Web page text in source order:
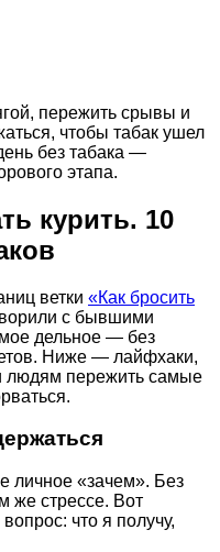
пережить срывы и
чтобы табак ушел
без табака —
этапа.
курить. 10
ветки «Как бросить
с бывшими
дельное — без
Ниже — лайфхаки,
людям пережить самые
личное «зачем». Без
же стрессе. Вот
что я получу,